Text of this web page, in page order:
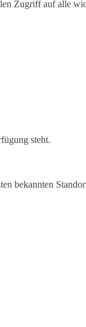
Zugriff auf alle
steht.
bekannten